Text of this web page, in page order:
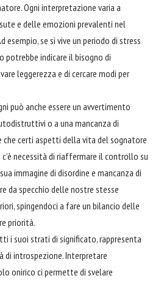
Ogni interpretazione varia a
e delle emozioni prevalenti nel
esempio, se si vive un periodo di stress
potrebbe indicare il bisogno di
leggerezza e di cercare modi per
può anche essere un avvertimento
o a una mancanza di
che certi aspetti della vita del sognatore
necessità di riaffermare il controllo su
immagine di disordine e mancanza di
da specchio delle nostre stesse
spingendoci a fare un bilancio delle
priorità.
i suoi strati di significato, rappresenta
di introspezione. Interpretare
onirico ci permette di svelare